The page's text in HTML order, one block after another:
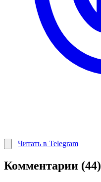
Читать в Telegram
Комментарии (44)